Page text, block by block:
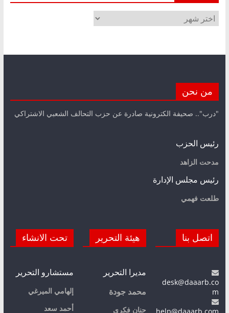
الأرشيف
من نحن
"درب".. صحيفة الكترونية صادرة عن حزب التحالف الشعبي الاشتراكي
رئيس الحزب
مدحت الزاهد
رئيس مجلس الإدارة
طلعت فهمي
اتصل بنا
desk@daaarb.co
m
help@daaarb.com
هيئة التحرير
مديرا التحرير
محمد جودة
حنان فكري
تحت الانشاء
مستشارو التحرير
إلهامي الميرغي
أحمد سعد